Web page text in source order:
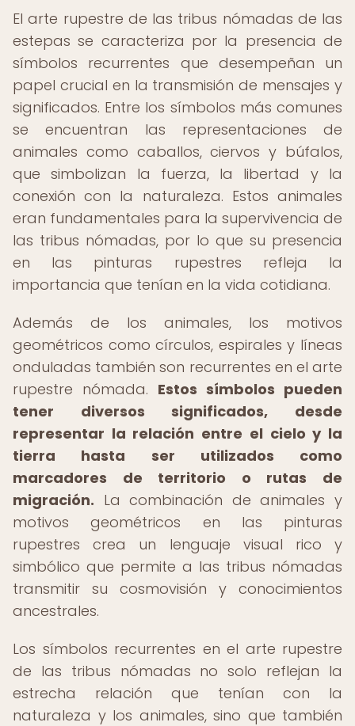
El arte rupestre de las tribus nómadas de las
estepas se caracteriza por la presencia de
símbolos recurrentes que desempeñan un
papel crucial en la transmisión de mensajes y
significados. Entre los símbolos más comunes
se encuentran las representaciones de
animales como caballos, ciervos y búfalos,
que simbolizan la fuerza, la libertad y la
conexión con la naturaleza. Estos animales
eran fundamentales para la supervivencia de
las tribus nómadas, por lo que su presencia
en las pinturas rupestres refleja la
importancia que tenían en la vida cotidiana.
Además de los animales, los motivos
geométricos como círculos, espirales y líneas
onduladas también son recurrentes en el arte
rupestre nómada. Estos símbolos pueden
tener diversos significados, desde
representar la relación entre el cielo y la
tierra hasta ser utilizados como
marcadores de territorio o rutas de
migración. La combinación de animales y
motivos geométricos en las pinturas
rupestres crea un lenguaje visual rico y
simbólico que permite a las tribus nómadas
transmitir su cosmovisión y conocimientos
ancestrales.
Los símbolos recurrentes en el arte rupestre
de las tribus nómadas no solo reflejan la
estrecha relación que tenían con la
naturaleza y los animales, sino que también